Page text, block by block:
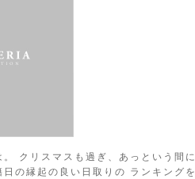
クリスマスも過ぎ、あっという間
の縁起の良い日取りの ランキングを